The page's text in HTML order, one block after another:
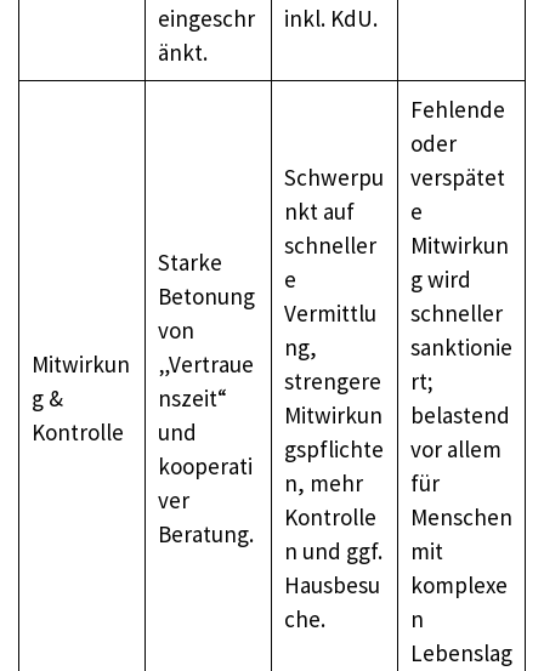
eingeschr
änkt.
inkl. KdU.
Mitwirkun
g &
Kontrolle
Starke
Betonung
von
„Vertraue
nszeit“
und
kooperati
ver
Beratung.
Schwerpu
nkt auf
schneller
e
Vermittlu
ng,
strengere
Mitwirkun
gspflichte
n, mehr
Kontrolle
n und ggf.
Hausbesu
che.
Fehlende
oder
verspätet
e
Mitwirkun
g wird
schneller
sanktionie
rt;
belastend
vor allem
für
Menschen
mit
komplexe
n
Lebenslag